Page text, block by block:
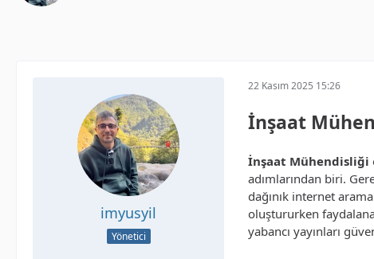
imyusyil
Yönetici
22 Kasım 2025 15:26
İnşaat
İnşaat Mühendisliği
adımlarından biri.
dağınık internet
oluştururken
yabancı yayınları